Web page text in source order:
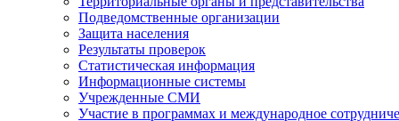
Подведомственные организации
Защита населения
Результаты проверок
Статистическая информация
Информационные системы
Учрежденные СМИ
Участие в программах и международное